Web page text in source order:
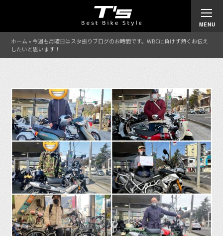
ホーム »今週も月曜日はスタ振りブログのお時間です。WBCに負けず熱くお伝え
したいと思います！